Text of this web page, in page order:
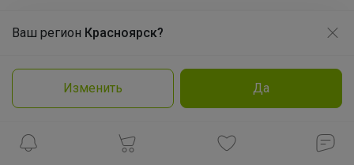
Ваш регион Красноярск?
Изменить Да
КОСТОЧКА
красный
26 мая, 2024 15:53
Продолжая использовать этот сайт и нажимая кнопку
Принять